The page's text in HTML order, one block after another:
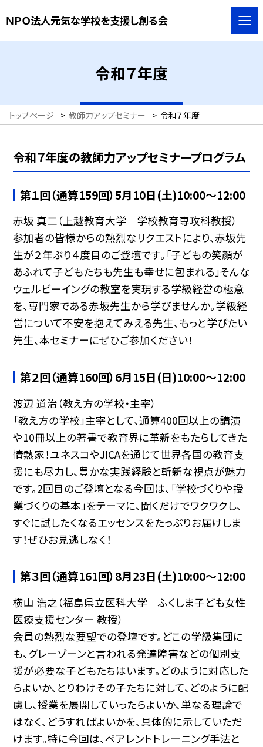
ＮＰＯ法人元気な学校を支援し創る会
令和７年度
トップページ > 教師力アップセミナー > 令和７年度
令和７年度の教師力アップセミナープログラム
第１回（通算159回）5月10日(土)10:00〜12:00
赤坂 真二（上越教育大学 学校教育専攻科教授）
参加者の皆様からの熱烈なリクエストにより、赤坂先
生が２年ぶり４度目のご登壇です。「子どもの笑顔が
あふれて子どもたちも先生も幸せに包まれる」そんな
ウェルビーイングの教室を実現する学級経営の極意
を、専門家である赤坂先生から学びませんか。学級経
営について不安を抱えてみえる先生、もっと学びたい
先生、本セミナーにぜひご参加ください！
第２回（通算160回）6月15日(日)10:00〜12:00
渡辺 道治（教え方の学校・主宰）
「教え方の学校」主宰として、通算400回以上の講演
や10冊以上の著書で教育界に革新をもたらしてきた
情熱家！ユネスコやJICAを通じて世界各国の教育支
援にも尽力し、豊かな実践経験と斬新な視点が魅力
です。2回目のご登壇となる今回は、「学校づくりや授
業づくりの基本」をテーマに、聞くだけでワクワクし、
すぐに試したくなるエッセンスをたっぷりお届けしま
す！ぜひお見逃しなく！
第３回（通算161回）8月23日(土)10:00〜12:00
横山 浩之（福島県立医科大学 ふくしま子ども女性
医療支援センター 教授）
会員の熱烈な要望での登壇です。どこの学級集団に
も、グレーゾーンと言われる発達障害などの個別支
援が必要な子どもたちはいます。どのように対応した
らよいか、とりわけその子たちに対して、どのように配
慮し、授業を展開していったらよいか、単なる理論で
はなく、どうすればよいかを、具体的に示していただ
けます。特に今回は、ペアレントトレーニング手法と